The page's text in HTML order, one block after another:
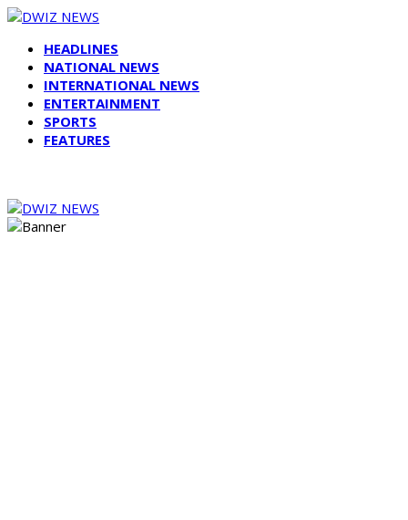
HEADLINES
NATIONAL NEWS
INTERNATIONAL NEWS
ENTERTAINMENT
SPORTS
FEATURES